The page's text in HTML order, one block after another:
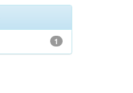
1